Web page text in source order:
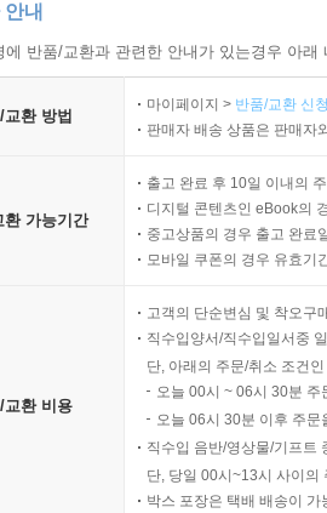
내
반품/교환과 관련한 안내가 있는경우 아
교환 방법
마이페이지 > 반품/교환 신
판매자 배송 상품은 판매자
환 가능기간
출고 완료 후 10일 이내의
디지털 콘텐츠인 eBook의
중고상품의 경우 출고 완료
모바일 쿠폰의 경우 유효기
교환 비용
고객의 단순변심 및 착오구
직수입양서/직수입일서중
단, 아래의 주문/취소 조건
오늘 00시 ~ 06시 30분
오늘 06시 30분 이후 주
직수입 음반/영상물/기프트
단, 당일 00시~13시 사이의
박스 포장은 택배 배송이